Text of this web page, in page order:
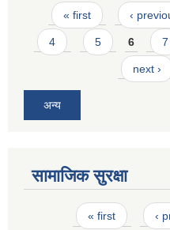
Pages
« first ‹
4 5 6 7
next ›
अन्य
सामाजिक सुरक्षा
Pages« first ‹